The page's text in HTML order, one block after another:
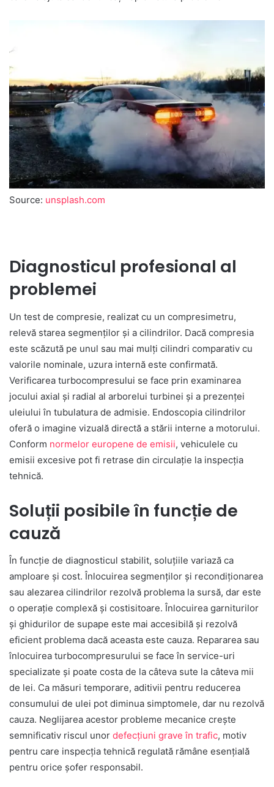
Source: unsplash.com
Diagnosticul profesional al
problemei
Un test de compresie, realizat cu un compresimetru,
relevă starea segmenților și a cilindrilor. Dacă compresia
este scăzută pe unul sau mai mulți cilindri comparativ cu
valorile nominale, uzura internă este confirmată.
Verificarea turbocompresului se face prin examinarea
jocului axial și radial al arborelui turbinei și a prezenței
uleiului în tubulatura de admisie. Endoscopia cilindrilor
oferă o imagine vizuală directă a stării interne a motorului.
Conform normelor europene de emisii, vehiculele cu
emisii excesive pot fi retrase din circulație la inspecția
tehnică.
Soluții posibile în funcție de
cauză
În funcție de diagnosticul stabilit, soluțiile variază ca
amploare și cost. Înlocuirea segmenților și recondiționarea
sau alezarea cilindrilor rezolvă problema la sursă, dar este
o operație complexă și costisitoare. Înlocuirea garniturilor
și ghidurilor de supape este mai accesibilă și rezolvă
eficient problema dacă aceasta este cauza. Repararea sau
înlocuirea turbocompresurului se face în service-uri
specializate și poate costa de la câteva sute la câteva mii
de lei. Ca măsuri temporare, aditivii pentru reducerea
consumului de ulei pot diminua simptomele, dar nu rezolvă
cauza. Neglijarea acestor probleme mecanice crește
semnificativ riscul unor defecțiuni grave în trafic, motiv
pentru care inspecția tehnică regulată rămâne esențială
pentru orice șofer responsabil.